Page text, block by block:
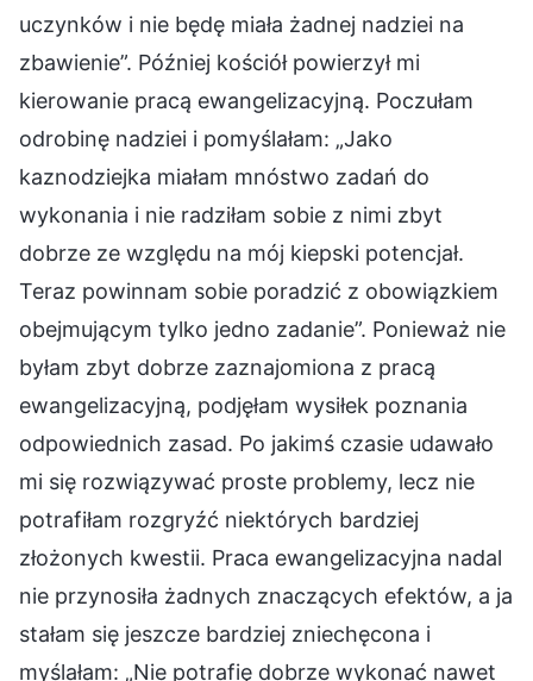
uczynków i nie będę miała żadnej nadziei na
zbawienie”. Później kościół powierzył mi
kierowanie pracą ewangelizacyjną. Poczułam
odrobinę nadziei i pomyślałam: „Jako
kaznodziejka miałam mnóstwo zadań do
wykonania i nie radziłam sobie z nimi zbyt
dobrze ze względu na mój kiepski potencjał.
Teraz powinnam sobie poradzić z obowiązkiem
obejmującym tylko jedno zadanie”. Ponieważ nie
byłam zbyt dobrze zaznajomiona z pracą
ewangelizacyjną, podjęłam wysiłek poznania
odpowiednich zasad. Po jakimś czasie udawało
mi się rozwiązywać proste problemy, lecz nie
potrafiłam rozgryźć niektórych bardziej
złożonych kwestii. Praca ewangelizacyjna nadal
nie przynosiła żadnych znaczących efektów, a ja
stałam się jeszcze bardziej zniechęcona i
myślałam: „Nie potrafię dobrze wykonać nawet